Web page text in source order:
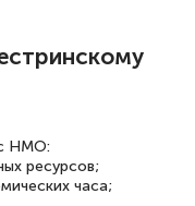
НМО:
ресурсов;
часа;